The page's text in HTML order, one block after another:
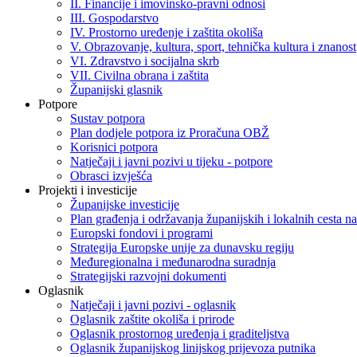
II. Financije i imovinsko-pravni odnosi
III. Gospodarstvo
IV. Prostorno uređenje i zaštita okoliša
V. Obrazovanje, kultura, sport, tehnička kultura i znanost
VI. Zdravstvo i socijalna skrb
VII. Civilna obrana i zaštita
Županijski glasnik
Potpore
Sustav potpora
Plan dodjele potpora iz Proračuna OBŽ
Korisnici potpora
Natječaji i javni pozivi u tijeku - potpore
Obrasci izvješća
Projekti i investicije
Županijske investicije
Plan građenja i održavanja županijskih i lokalnih cesta
Europski fondovi i programi
Strategija Europske unije za dunavsku regiju
Međuregionalna i međunarodna suradnja
Strategijski razvojni dokumenti
Oglasnik
Natječaji i javni pozivi - oglasnik
Oglasnik zaštite okoliša i prirode
Oglasnik prostornog uređenja i graditeljstva
Oglasnik županijskog linijskog prijevoza putnika